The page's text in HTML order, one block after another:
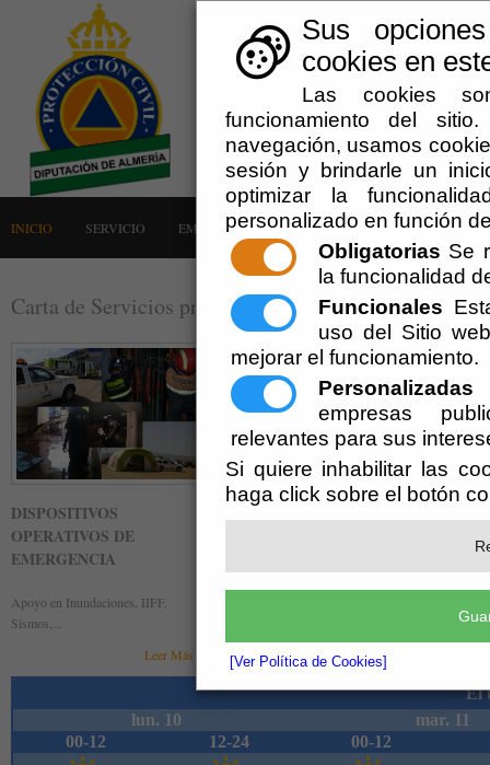
Sus
cookies en
Las cookies
funcionamiento del
navegación, usamos
sesión y brindarle un
optimizar la
personalizado en función
Obligatorias Se
la funcionalidad
Funcionales
uso del Sitio
mejorar el funcionamiento.
Personalizadas
empresas
relevantes para sus
Si quiere inhabilitar las
haga click sobre el botón
[Ver Política de Cookies]
INICIO SERVICIO EMERGENCIAS LA AGRUPACIÓN AVISOS
Carta de Servicios prestados a las entidades locales
DISPOSITIVOS
OPERATIVOS DE
EMERGENCIA
Apoyo en Inundaciones, IIFF,
Sismos,...
Leer Más »
BÚSQUEDA Y RESCATE